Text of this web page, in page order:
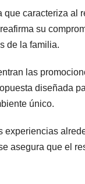
caracteriza al
su
de la familia.
las
diseñada
único.
asegura que el